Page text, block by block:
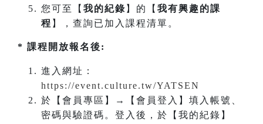
您可至【 我的紀錄 】的【 我有興趣的課
程 】，查詢已加入課程清單。
* 課程開放報名後:
進入網址：
https://event.culture.tw/YATSEN
於【會員專區】→【會員登入】填入帳號、
密碼與驗證碼。登入後，於【我的紀錄】